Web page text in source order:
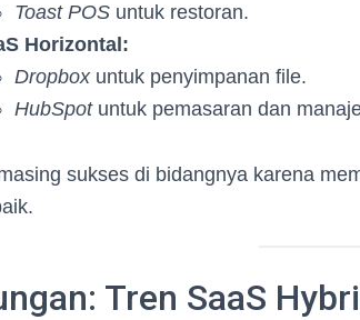
Toast POS untuk restoran.
Horizontal:
Dropboxuntuk penyimpanan file.
HubSpotuntuk pemasaran dan
sukses di bidangnya karena
Tren SaaS